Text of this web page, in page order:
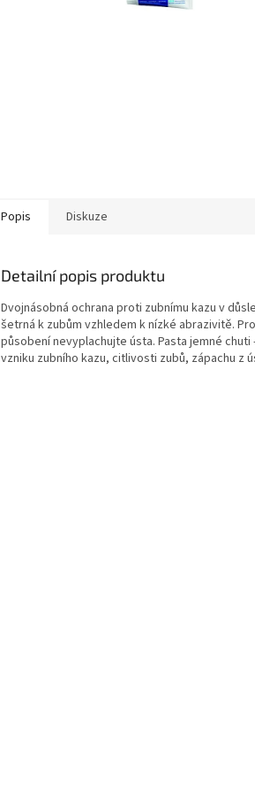
Popis Diskuze
Detailní popis produktu
Dvojnásobná ochrana proti zubnímu kazu v
šetrná k zubům vzhledem k nízké abrazivitě.
působení nevyplachujte ústa. Pasta jemné
vzniku zubního kazu, citlivosti zubů, zápachu z